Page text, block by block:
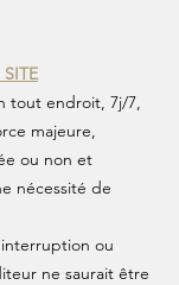
tout endroit, 7j/7,
majeure,
ou non et
nécessité de
ou
ne saurait être